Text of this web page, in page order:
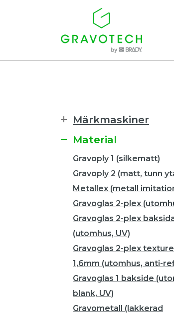
Märkmaskiner
Material
Gravoply 1 (silkematt)
Gravoply 2 (matt, tunn
Metallex (metall
Gravoglas 2-plex
Gravoglas 2-plex
(utomhus, UV)
Gravoglas 2-plex texture
1,6mm (utomhus, anti-
Gravoglas 1 bakside
blank, UV)
Gravometall (lakkerad